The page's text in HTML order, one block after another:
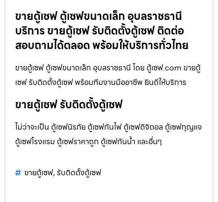
ขายตู้เซฟ ตู้เซฟขนาดเล็ก อุบลราชธานี
บริการ ขายตู้เซฟ รับติดตั้งตู้เซฟ ติดต่อ
สอบถามได้ตลอด พร้อมให้บริการทั่วไทย
ขายตู้เซฟ ตู้เซฟขนาดเล็ก อุบลราชธานี โดย ตู้เซฟ.com ขายตู้
เซฟ รับติดตั้งตู้เซฟ พร้อมทีมงานมืออาชีพ ยินดีให้บริการ
ขายตู้เซฟ รับติดตั้งตู้เซฟ
ไม่ว่าจะเป็น ตู้เซฟนิรภัย ตู้เซฟกันไฟ ตู้เซฟดิจิตอล ตู้เซฟกุญแจ
ตู้เซฟโรงแรม ตู้เซฟราคาถูก ตู้เซฟกันน้ำ และอื่นๆ
ขายตู้เซฟ, รับติดตั้งตู้เซฟ